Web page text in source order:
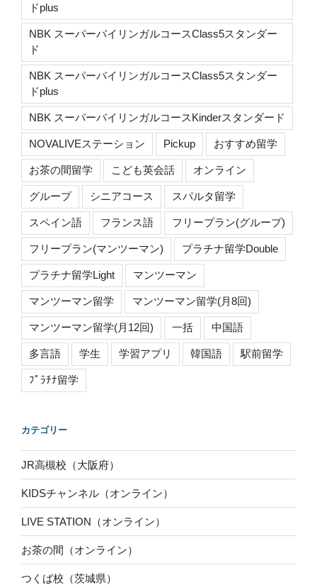
ドplus
NBK スーパーバイリンガルコースClass5スタンダー
ド
NBK スーパーバイリンガルコースClass5スタンダー
ドplus
NBK スーパーバイリンガルコースKinderスタンダード
NOVALIVEステーション Pickup おすすめ留学
お茶の間留学 こども英会話 オンライン
グループ シニアコース スパルタ留学
スペイン語 フランス語 フリープラン(グループ)
フリープラン(マンツーマン) プラチナ留学Double
プラチナ留学Light マンツーマン
マンツーマン留学 マンツーマン留学(月8回)
マンツーマン留学(月12回) 一括 中国語
多言語 学生 学習アプリ 韓国語 駅前留学
ﾌﾟﾗﾁﾅ留学
カテゴリー
JR高槻校（大阪府）
KIDSチャンネル（オンライン）
LIVE STATION（オンライン）
お茶の間（オンライン）
つくば校（茨城県）